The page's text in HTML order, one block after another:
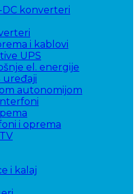
DC konverteri
i kablovi
UPS
el. energije
uređaji
autonomijom
i oprema
i kalaj